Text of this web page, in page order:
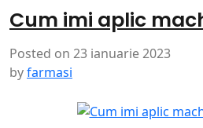
Cum imi aplic
Posted on 23 ianuarie 2023
byfarmasi